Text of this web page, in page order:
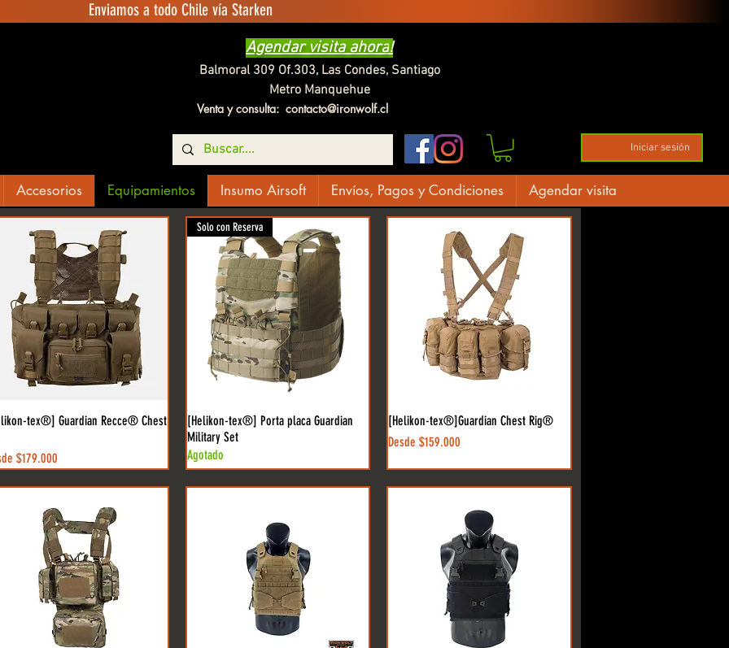
Enviamos a todo Chile vía Starken
Agendar visita ahora!
Balmoral 309 Of.303, Las Condes, Santiago
Metro Manquehue
Venta y consulta: contacto@ironwolf.cl
Iniciar sesión
Accesorios Equipamientos Insumo Airsoft Envíos, Pagos y Condiciones Agendar visita
tex®] Guardian Recce® Chest
$179.000
de oferta
Solo con Reserva
[Helikon-tex®] Porta placa Guardian
Military Set
Agotado
[Helikon-tex®]Guardian Chest Rig®
Desde$159.000
Precio de oferta